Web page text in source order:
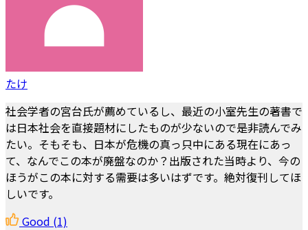
たけ
社会学者の宮台氏が薦めているし、最近の小室先生の著書で
は日本社会を直接題材にしたものが少ないので是非読んでみ
たい。そもそも、日本が危機の真っ只中にある現在にあっ
て、なんでこの本が廃盤なのか？出版された当時より、今の
ほうがこの本に対する需要は多いはずです。絶対復刊してほ
しいです。
Good (1)